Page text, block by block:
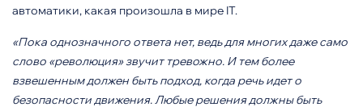
автоматики, какая произошла в мире IT.
«Пока однозначного ответа нет, ведь для многих даже само
слово «революция» звучит тревожно. И тем более
взвешенным должен быть подход, когда речь идет о
безопасности движения. Любые решения должны быть